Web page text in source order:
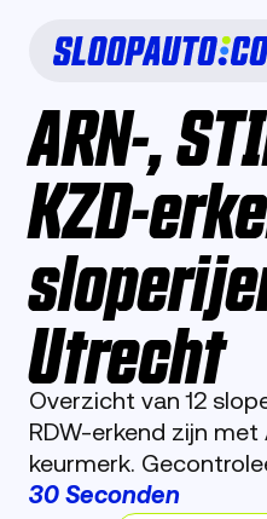
ARN-,
KZD-
Utrecht
Overzicht van 12
RDW-erkend zijn met
keurmerk.
30 Seconden